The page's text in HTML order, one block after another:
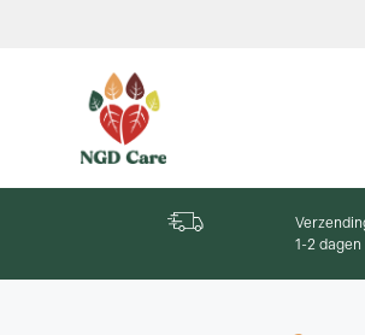
1-2 dagen